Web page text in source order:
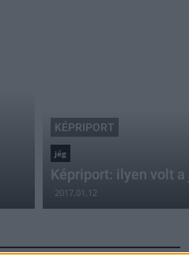
KÉPRIPORT
jég
Képriport: ilyen volt
2017.01.12